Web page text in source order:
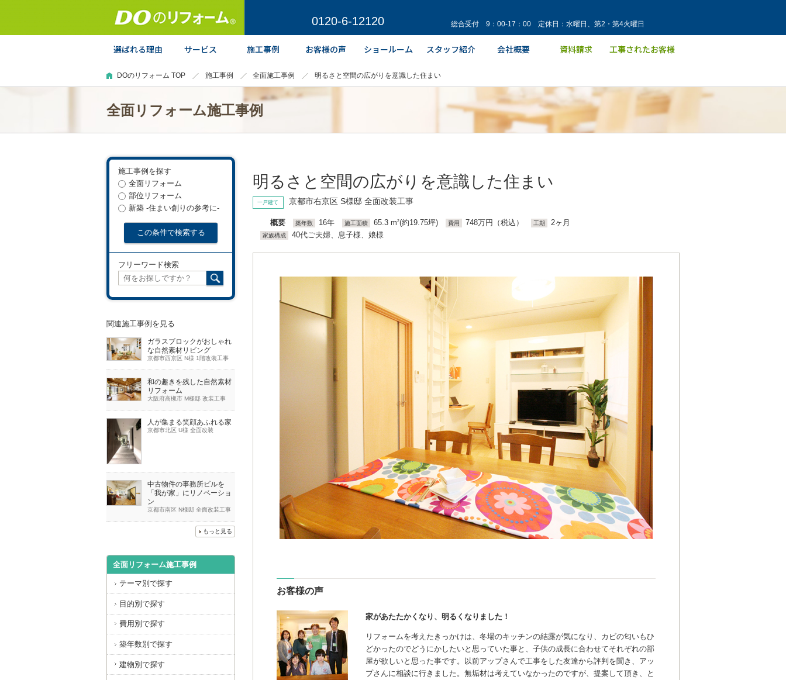
0120-6-12120 総合受付 9：00-17：00 定休日：水曜日、第2・第4火曜日
DOのリフォーム TOP 施工事例 全面施工事例 明るさと空間の広がりを意識した住まい
全面リフォーム施工事例
明るさと空間の広がりを意識した住まい
一戸建て 京都市右京区 S様邸 全面改装工事
概要 築年数 16年 施工面積 65.3 m2(約19.75坪) 費用 748万円（税込） 工期 2ヶ月
家族構成 40代ご夫婦、息子様、娘様
お客様の声
家があたたかくなり、明るくなりました！
リフォームを考えたきっかけは、冬場のキッチンの結露が気になり、カビの匂いもひ
どかったのでどうにかしたいと思っていた事と、子供の成長に合わせてそれぞれの部
屋が欲しいと思った事です。以前アップさんで工事をした友達から評判を聞き、アッ
プさんに相談に行きました。無垢材は考えていなかったのですが、提案して頂き、と
施工事例を探す
全面リフォーム
部位リフォーム
新築 -住まい創りの参考に-
フリーワード検索
関連施工事例を見る
ガラスブロックがおしゃれ
な自然素材リビング
京都市西京区 N様 1階改装工事
和の趣きを残した自然素材
リフォーム
大阪府高槻市 M様邸 改装工事
人が集まる笑顔あふれる家
京都市北区 U様 全面改装
中古物件の事務所ビルを
「我が家」にリノベーショ
ン
京都市南区 N様邸 全面改装工事
もっと見る
全面リフォーム施工事例
テーマ別で探す
目的別で探す
費用別で探す
築年数別で探す
建物別で探す